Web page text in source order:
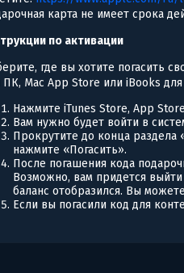
карта не имеет срока
по активации
где вы хотите погасить
ПК, Mac App Store или iBooks
Нажмите iTunes Store, App
Вам нужно будет войти в
Прокрутите до конца раздела
нажмите «Погасить».
После погашения кода
Возможно, вам придется
баланс отобразился. Вы
Если вы погасили код для